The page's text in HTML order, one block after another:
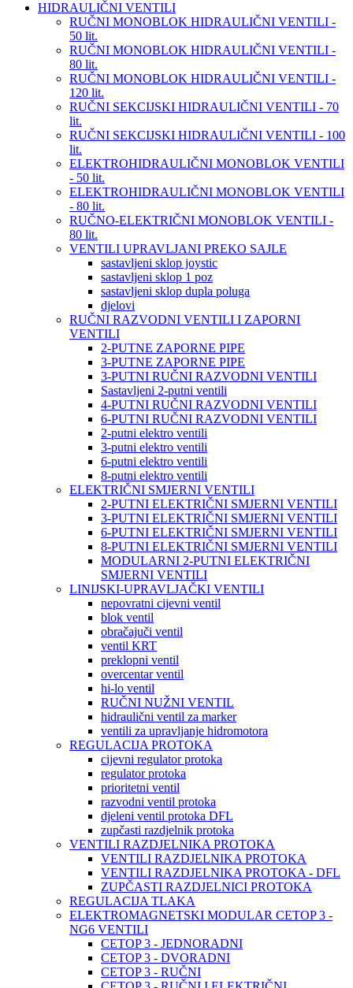
HIDRAULIČNI VENTILI
RUČNI MONOBLOK HIDRAULIČNI VENTILI -
50 lit.
RUČNI MONOBLOK HIDRAULIČNI VENTILI -
80 lit.
RUČNI MONOBLOK HIDRAULIČNI VENTILI -
120 lit.
RUČNI SEKCIJSKI HIDRAULIČNI VENTILI - 70
lit.
RUČNI SEKCIJSKI HIDRAULIČNI VENTILI - 100
lit.
ELEKTROHIDRAULIČNI MONOBLOK VENTILI
- 50 lit.
ELEKTROHIDRAULIČNI MONOBLOK VENTILI
- 80 lit.
RUČNO-ELEKTRIČNI MONOBLOK VENTILI -
80 lit.
VENTILI UPRAVLJANI PREKO SAJLE
sastavljeni sklop joystic
sastavljeni sklop 1 poz
sastavljeni sklop dupla poluga
djelovi
RUČNI RAZVODNI VENTILI I ZAPORNI
VENTILI
2-PUTNE ZAPORNE PIPE
3-PUTNE ZAPORNE PIPE
3-PUTNI RUČNI RAZVODNI VENTILI
Sastavljeni 2-putni ventili
4-PUTNI RUČNI RAZVODNI VENTILI
6-PUTNI RUČNI RAZVODNI VENTILI
2-putni elektro ventili
3-putni elektro ventili
6-putni elektro ventili
8-putni elektro ventili
ELEKTRIČNI SMJERNI VENTILI
2-PUTNI ELEKTRIČNI SMJERNI VENTILI
3-PUTNI ELEKTRIČNI SMJERNI VENTILI
6-PUTNI ELEKTRIČNI SMJERNI VENTILI
8-PUTNI ELEKTRIČNI SMJERNI VENTILI
MODULARNI 2-PUTNI ELEKTRIČNI
SMJERNI VENTILI
LINIJSKI-UPRAVLJAČKI VENTILI
nepovratni cijevni ventil
blok ventil
obračajuči ventil
ventil KRT
preklopni ventil
overcentar ventil
hi-lo ventil
RUČNI NUŽNI VENTIL
hidraulični ventil za marker
ventili za upravljanje hidromotora
REGULACIJA PROTOKA
cijevni regulator protoka
regulator protoka
prioritetni ventil
razvodni ventil protoka
djeleni ventil protoka DFL
zupčasti razdjelnik protoka
VENTILI RAZDJELNIKA PROTOKA
VENTILI RAZDJELNIKA PROTOKA
VENTILI RAZDJELNIKA PROTOKA - DFL
ZUPČASTI RAZDJELNICI PROTOKA
REGULACIJA TLAKA
ELEKTROMAGNETSKI MODULAR CETOP 3 -
NG6 VENTILI
CETOP 3 - JEDNORADNI
CETOP 3 - DVORADNI
CETOP 3 - RUČNI